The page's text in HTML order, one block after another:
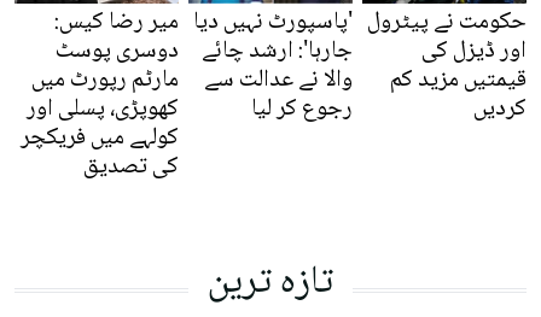
حکومت نے پیٹرول
اور ڈیزل کی
قیمتیں مزید کم
کردیں
'پاسپورٹ نہیں دیا
جارہا': ارشد چائے
والا نے عدالت سے
رجوع کر لیا
میر رضا کیس:
دوسری پوسٹ
مارٹم رپورٹ میں
کھوپڑی، پسلی اور
کولہے میں فریکچر
کی تصدیق
تازہ ترین